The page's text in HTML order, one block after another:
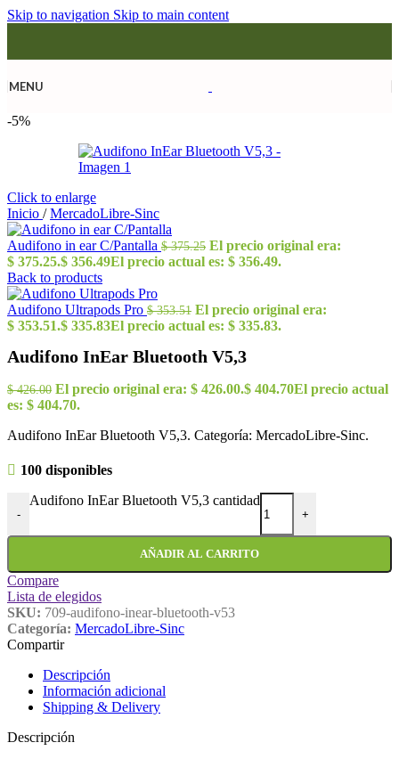
Skip to navigation Skip to main content
MENU
-5%
Click to enlarge
Inicio / MercadoLibre-Sinc
Audifono in ear C/Pantalla $375.25 El precio original era:
$ 375.25.$ 356.49El precio actual es: $ 356.49.
Back to products
Audifono Ultrapods Pro $353.51 El precio original era:
$ 353.51.$ 335.83El precio actual es: $ 335.83.
Audifono InEar Bluetooth V5,3
$426.00 El precio original era: $ 426.00.$ 404.70El precio actual
es: $ 404.70.
Audifono InEar Bluetooth V5,3. Categoría: MercadoLibre-Sinc.
100 disponibles
-
Audifono InEar Bluetooth V5,3 cantidad
+
AÑADIR AL CARRITO
Compare
Lista de elegidos
SKU: 709-audifono-inear-bluetooth-v53
Categoría: MercadoLibre-Sinc
Compartir
Descripción
Información adicional
Shipping & Delivery
Descripción